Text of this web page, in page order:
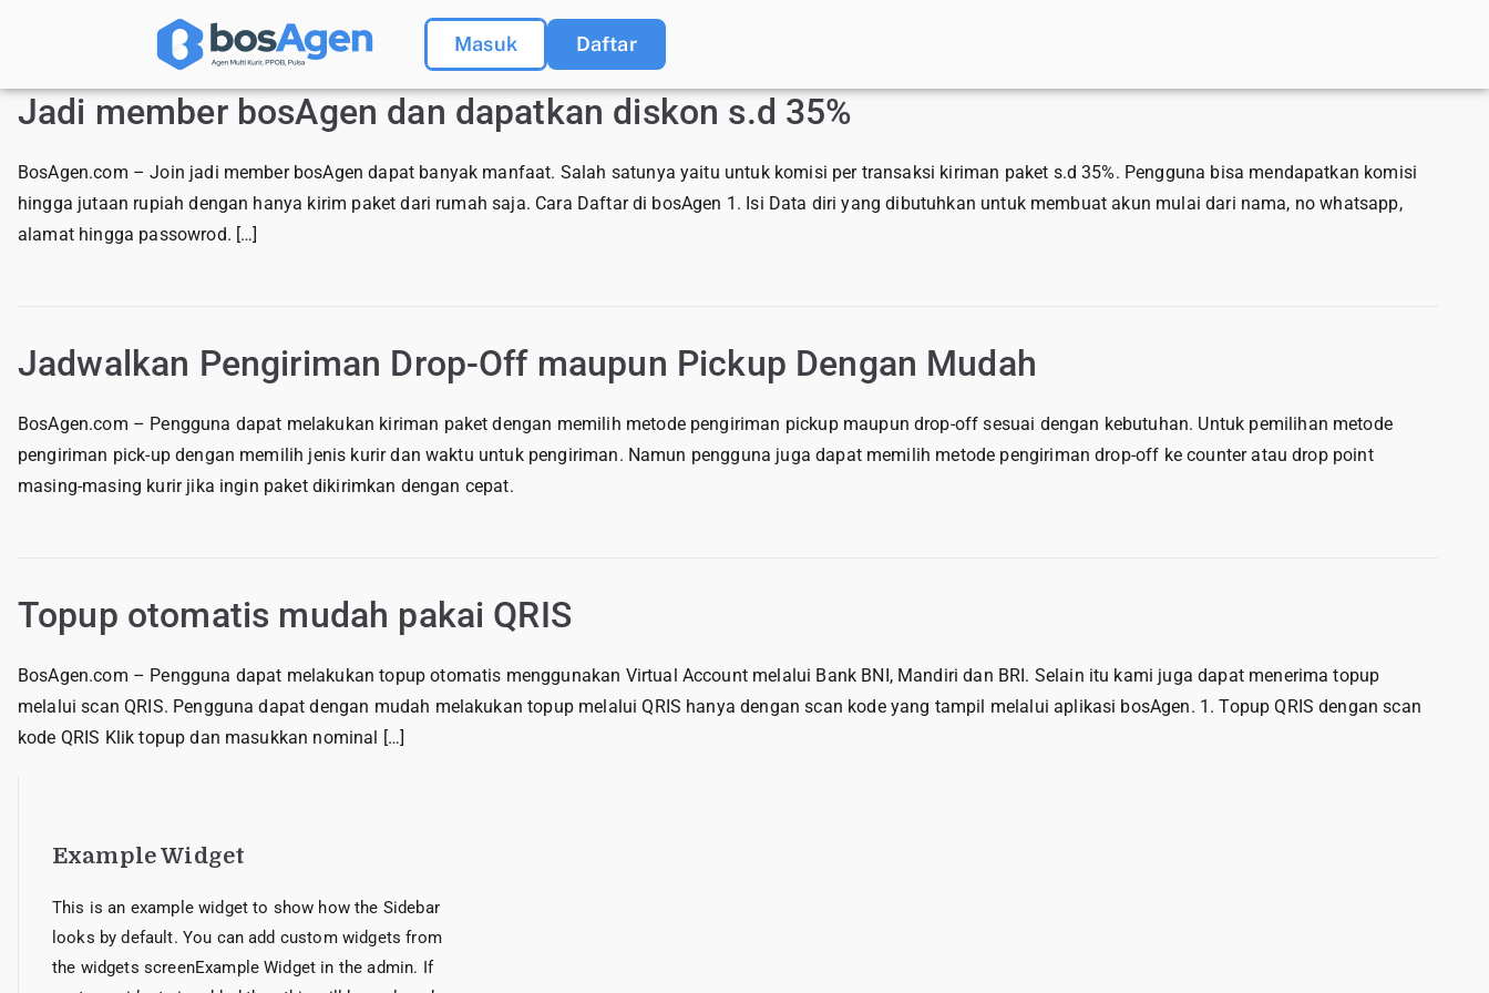
Masuk Daftar
Jadi member bosAgen dan dapatkan diskon s.d 35%
BosAgen.com – Join jadi member bosAgen dapat banyak manfaat. Salah satunya yaitu untuk komisi per transaksi kiriman paket s.d 35%. Pengguna bisa mendapatkan komisi
hingga jutaan rupiah dengan hanya kirim paket dari rumah saja. Cara Daftar di bosAgen 1. Isi Data diri yang dibutuhkan untuk membuat akun mulai dari nama, no whatsapp,
alamat hingga passowrod. […]
Jadwalkan Pengiriman Drop-Off maupun Pickup Dengan Mudah
BosAgen.com – Pengguna dapat melakukan kiriman paket dengan memilih metode pengiriman pickup maupun drop-off sesuai dengan kebutuhan. Untuk pemilihan metode
pengiriman pick-up dengan memilih jenis kurir dan waktu untuk pengiriman. Namun pengguna juga dapat memilih metode pengiriman drop-off ke counter atau drop point
masing-masing kurir jika ingin paket dikirimkan dengan cepat.
Topup otomatis mudah pakai QRIS
BosAgen.com – Pengguna dapat melakukan topup otomatis menggunakan Virtual Account melalui Bank BNI, Mandiri dan BRI. Selain itu kami juga dapat menerima topup
melalui scan QRIS. Pengguna dapat dengan mudah melakukan topup melalui QRIS hanya dengan scan kode yang tampil melalui aplikasi bosAgen. 1. Topup QRIS dengan scan
kode QRIS Klik topup dan masukkan nominal […]
Example Widget
This is an example widget to show how the Sidebar
looks by default. You can add custom widgets from
the widgets screenExample Widget in the admin. If